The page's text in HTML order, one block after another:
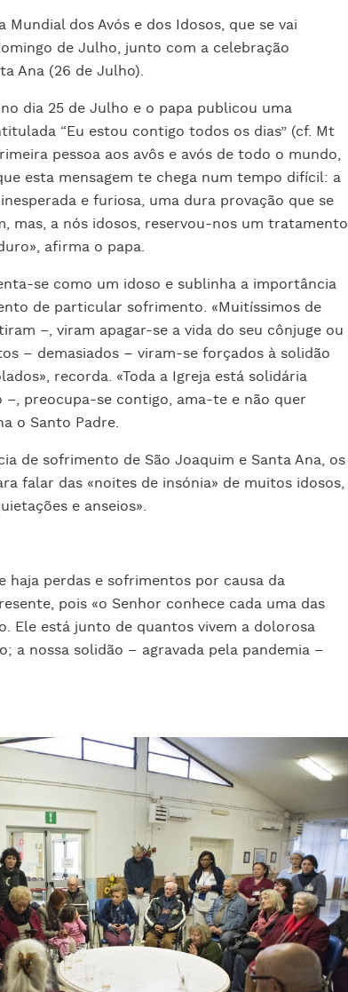
dos Avós e dos Idosos, que se vai
de Julho, junto com a celebração
Ana (26 de Julho).
dia 25 de Julho e o papa publicou uma
“Eu estou contigo todos os dias” (cf. Mt
pessoa aos avôs e avós de todo o mundo,
esta mensagem te chega num tempo difícil: a
e furiosa, uma dura provação que se
mas, a nós idosos, reservou-nos um tratamento
afirma o papa.
se como um idoso e sublinha a importância
de particular sofrimento. «Muitíssimos de
–, viram apagar-se a vida do seu cônjuge ou
– demasiados – viram-se forçados à solidão
recorda. «Toda a Igreja está solidária
preocupa-se contigo, ama-te e não quer
o Santo Padre.
de sofrimento de São Joaquim e Santa Ana, os
falar das «noites de insónia» de muitos idosos,
e anseios».
haja perdas e sofrimentos por causa da
pois «o Senhor conhece cada uma das
Ele está junto de quantos vivem a dolorosa
a nossa solidão – agravada pela pandemia –